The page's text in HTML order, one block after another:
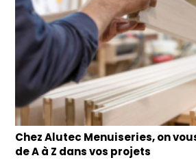
Chez Alutec Menuiseries, on
de A à Z dans vos projets